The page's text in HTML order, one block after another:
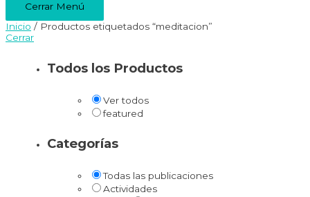
Cerrar Menú
Inicio / Productos etiquetados “meditacion”
Cerrar
Todos los Productos
Ver todos
featured
Categorías
Todas las publicaciones
Actividades